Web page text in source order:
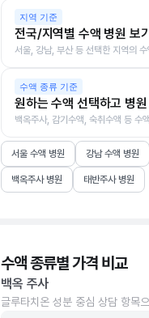
지역 기준
전국/지역별 수액 병원 보기
서울, 강남, 부산 등 선택한 지역의
수액 종류 기준
원하는 수액 선택하고 병원
백옥주사, 감기수액, 숙취수액 등 수
서울 수액 병원 강남 수액 병원
백옥주사 병원 태반주사 병원
수액 종류별 가격 비교
백옥 주사
글루타치온 성분 중심 상담 항목